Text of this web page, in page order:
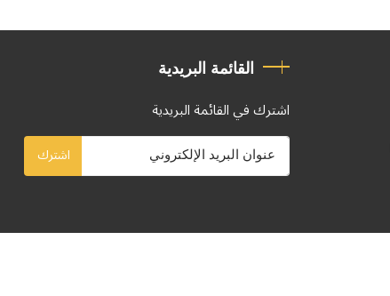
القائمة البريدية
اشترك في القائمة البريدية
اشترك